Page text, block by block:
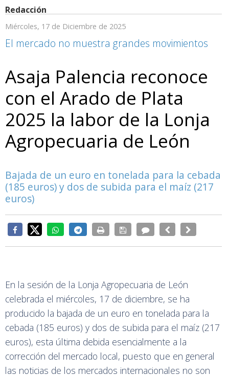
Redacción
Miércoles, 17 de Diciembre de 2025
El mercado no muestra grandes movimientos
Asaja Palencia reconoce
con el Arado de Plata
2025 la labor de la Lonja
Agropecuaria de León
Bajada de un euro en tonelada para la cebada
(185 euros) y dos de subida para el maíz (217
euros)
En la sesión de la Lonja Agropecuaria de León
celebrada el miércoles, 17 de diciembre, se ha
producido la bajada de un euro en tonelada para la
cebada (185 euros) y dos de subida para el maíz (217
euros), esta última debida esencialmente a la
corrección del mercado local, puesto que en general
las noticias de los mercados internacionales no son